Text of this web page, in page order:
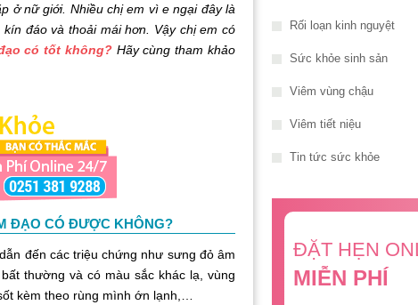
ở nữ giới. Nhiều chị em vì e ngại đây là
đáo và thoải mái hơn. Vậy chị em có
có tốt không?Hãy cùng tham khảo
ĐẠO CÓ ĐƯỢC KHÔNG?
đến các triệu chứng như sưng đỏ âm
thường và có màu sắc khác lạ, vùng
kèm theo rùng mình ớn lạnh,…
Rối loạn kinh nguyệt
Sức khỏe sinh sản
Viêm vùng chậu
Viêm tiết niệu
Tin tức sức khỏe
ĐẶT HẸN
MIỄN PHÍ